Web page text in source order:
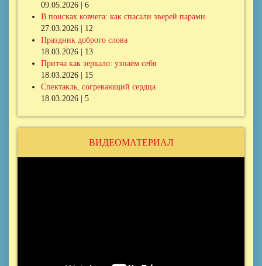
09.05.2026 | 6
В поисках ковчега: как спасали зверей парами
27.03.2026 | 12
Праздник доброго слова
18.03.2026 | 13
Притча как зеркало: узнаём себя
18.03.2026 | 15
Спектакль, согревающий сердца
18.03.2026 | 5
ВИДЕОМАТЕРИАЛ